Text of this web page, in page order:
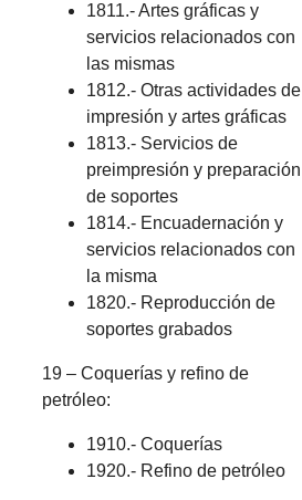
1811.- Artes gráficas y
servicios relacionados con
las mismas
1812.- Otras actividades de
impresión y artes gráficas
1813.- Servicios de
preimpresión y preparación
de soportes
1814.- Encuadernación y
servicios relacionados con
la misma
1820.- Reproducción de
soportes grabados
19 – Coquerías y refino de
petróleo:
1910.- Coquerías
1920.- Refino de petróleo